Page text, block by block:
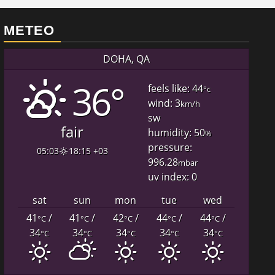
METEO
DOHA, QA
36°
fair
05:03 18:15 +03
feels like: 44°c
wind: 3km/h
sw
humidity: 50%
pressure:
996.28mbar
uv index: 0
sat
sun mon tue
wed
41°C/
34°C
41°C/
34°C
42°C/
34°C
44°C/
34°C
44°C/
34°C